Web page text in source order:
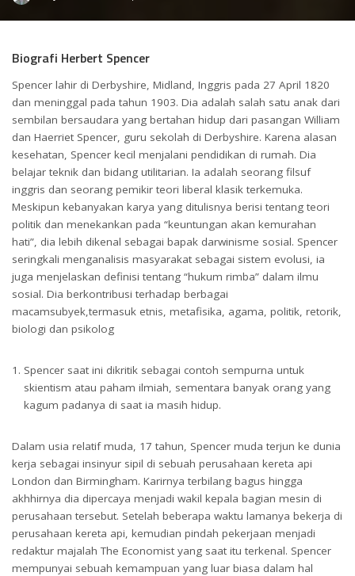
Herbert Spencer, Filsuf Inggris Bapak Darwinisme Sosial
Biografi Herbert Spencer
Spencer lahir di Derbyshire, Midland, Inggris pada 27 April 1820
dan meninggal pada tahun 1903. Dia adalah salah satu anak dari
sembilan bersaudara yang bertahan hidup dari pasangan William
dan Haerriet Spencer, guru sekolah di Derbyshire. Karena alasan
kesehatan, Spencer kecil menjalani pendidikan di rumah. Dia
belajar teknik dan bidang utilitarian. Ia adalah seorang filsuf
inggris dan seorang pemikir teori liberal klasik terkemuka.
Meskipun kebanyakan karya yang ditulisnya berisi tentang teori
politik dan menekankan pada “keuntungan akan kemurahan
hati”, dia lebih dikenal sebagai bapak darwinisme sosial. Spencer
seringkali menganalisis masyarakat sebagai sistem evolusi, ia
juga menjelaskan definisi tentang “hukum rimba” dalam ilmu
sosial. Dia berkontribusi terhadap berbagai
macamsubyek,termasuk etnis, metafisika, agama, politik, retorik,
biologi dan psikolog
Spencer saat ini dikritik sebagai contoh sempurna untuk
skientism atau paham ilmiah, sementara banyak orang yang
kagum padanya di saat ia masih hidup.
Dalam usia relatif muda, 17 tahun, Spencer muda terjun ke dunia
kerja sebagai insinyur sipil di sebuah perusahaan kereta api
London dan Birmingham. Karirnya terbilang bagus hingga
akhhirnya dia dipercaya menjadi wakil kepala bagian mesin di
perusahaan tersebut. Setelah beberapa waktu lamanya bekerja di
perusahaan kereta api, kemudian pindah pekerjaan menjadi
redaktur majalah The Economist yang saat itu terkenal. Spencer
mempunyai sebuah kemampuan yang luar biasa dalam hal